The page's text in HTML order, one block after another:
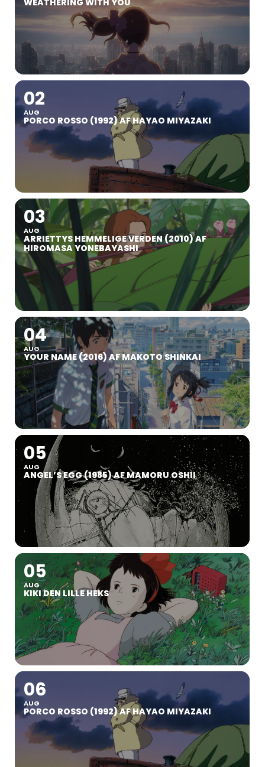
02
AUG
PORCO ROSSO (1992) AF HAYAO MIYAZAKI
03
AUG
ARRIETTYS HEMMELIGE VERDEN (2010) AF
HIROMASA YONEBAYASHI
04
AUG
YOUR NAME (2016) AF MAKOTO SHINKAI
05
AUG
ANGEL’S EGG (1985) AF MAMORU OSHII
05
AUG
KIKI DEN LILLE HEKS
06
AUG
PORCO ROSSO (1992) AF HAYAO MIYAZAKI